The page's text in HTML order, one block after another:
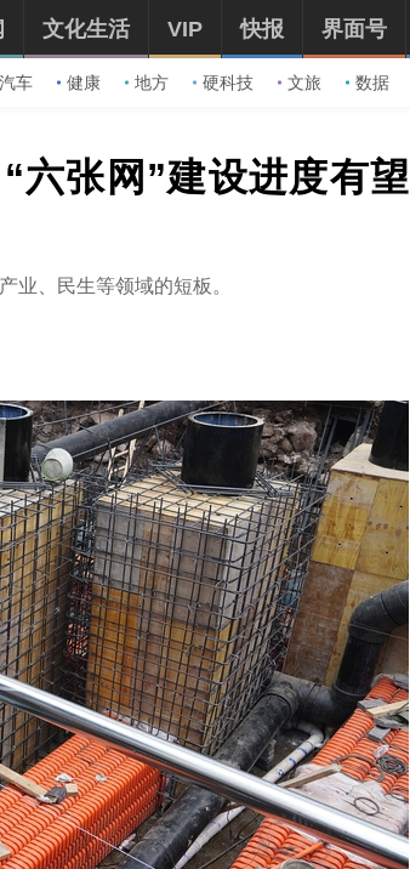
汽车 健康 地方 硬科技 文旅 数据
文化生活 VIP 快报 界面号
六张网”建设进度有望
业、民生等领域的短板。